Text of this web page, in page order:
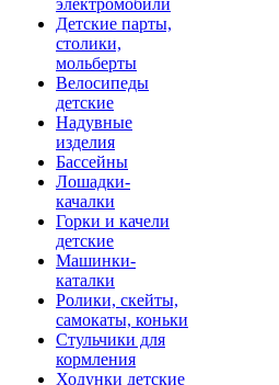
электромобили
Детские парты,
столики,
мольберты
Велосипеды
детские
Надувные
изделия
Бассейны
Лошадки-
качалки
Горки и качели
детские
Машинки-
каталки
Ролики, скейты,
самокаты, коньки
Стульчики для
кормления
Ходунки детские